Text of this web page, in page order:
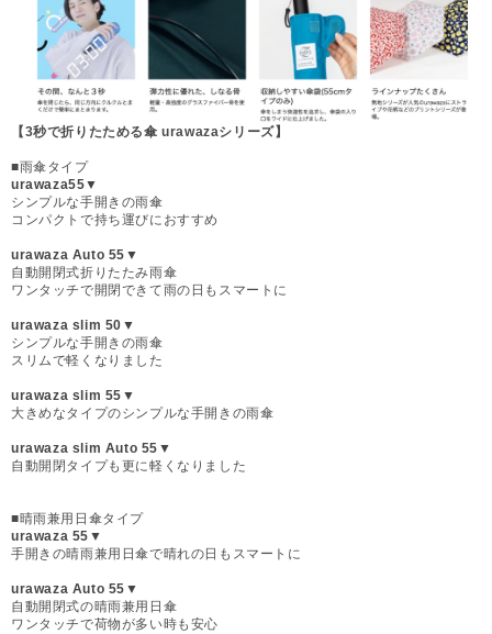
【3秒で折りたためる傘 urawazaシリーズ】
■雨傘タイプ
urawaza55▼
シンプルな手開きの雨傘
コンパクトで持ち運びにおすすめ
urawaza Auto 55▼
自動開閉式折りたたみ雨傘
ワンタッチで開閉できて雨の日もスマートに
urawaza slim 50▼
シンプルな手開きの雨傘
スリムで軽くなりました
urawaza slim 55▼
大きめなタイプのシンプルな手開きの雨傘
urawaza slim Auto 55▼
自動開閉タイプも更に軽くなりました
■晴雨兼用日傘タイプ
urawaza 55▼
手開きの晴雨兼用日傘で晴れの日もスマートに
urawaza Auto 55▼
自動開閉式の晴雨兼用日傘
ワンタッチで荷物が多い時も安心